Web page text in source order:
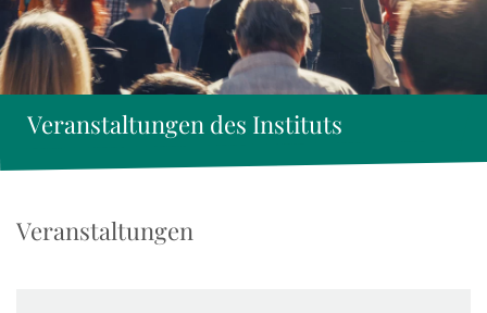
Veranstaltungen des Instituts
Veranstaltungen